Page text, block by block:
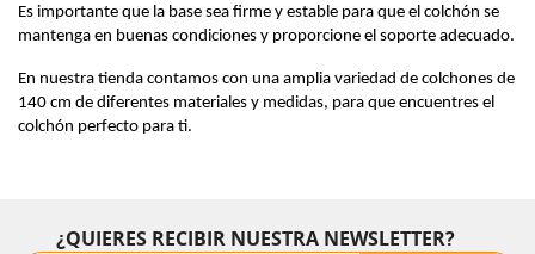
Es importante que la base sea firme y estable para que el colchón se
mantenga en buenas condiciones y proporcione el soporte adecuado.
En nuestra tienda contamos con una amplia variedad de colchones de
140 cm de diferentes materiales y medidas, para que encuentres el
colchón perfecto para ti.
¿QUIERES RECIBIR NUESTRA NEWSLETTER?